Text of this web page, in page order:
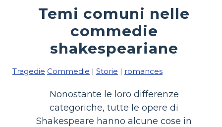
Temi comuni nelle
commedie
shakespeariane
Tragedie Commedie | Storie | romances
Nonostante le loro differenze
categoriche, tutte le opere di
Shakespeare hanno alcune cose in